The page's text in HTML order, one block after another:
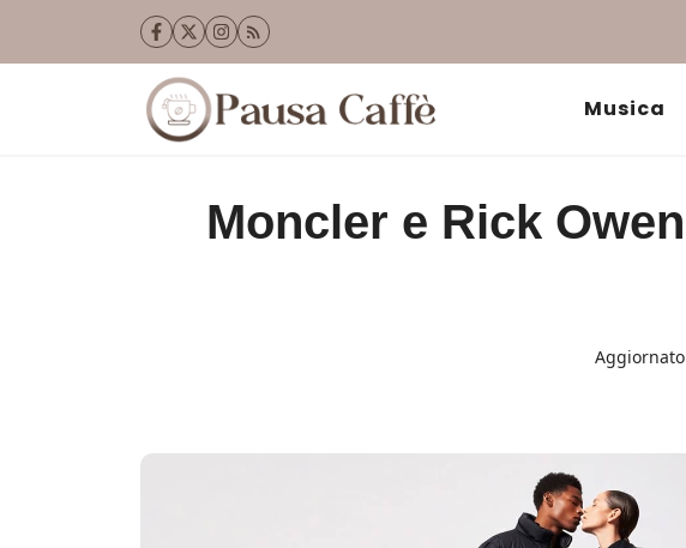
Musica
Moncler e Rick